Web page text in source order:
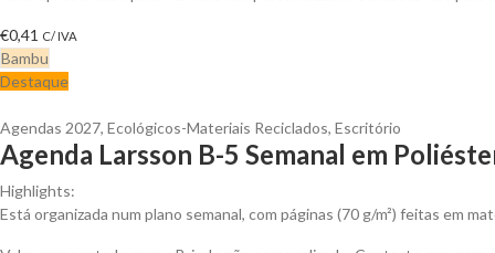
€0,41 C/ IVA
Bambu
Destaque
Agendas 2027, Ecológicos-Materiais Reciclados, Escritório
Agenda Larsson B-5 Semanal em
Highlights:
Está organizada num plano semanal, com páginas (70 g/m²) feitas em